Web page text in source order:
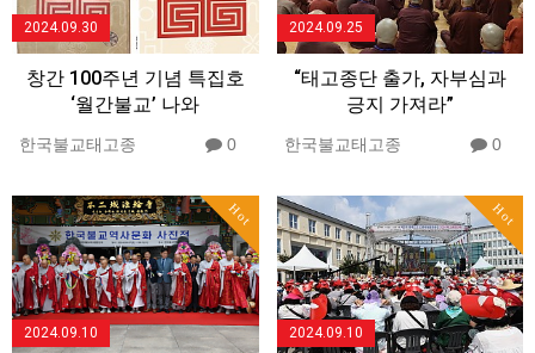
2024.09.30
창간 100주년 기념 특집호
‘월간불교’ 나와
한국불교태고종 0
2024.09.25
“태고종단 출가, 자부심과
긍지 가져라”
한국불교태고종 0
Hot
2024.09.10
Hot
2024.09.10